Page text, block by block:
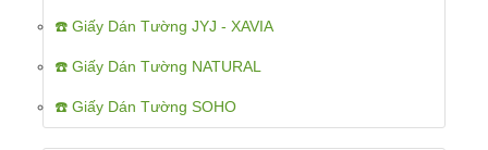
☎️ Giấy Dán Tường JYJ - XAVIA
☎️ Giấy Dán Tường NATURAL
☎️ Giấy Dán Tường SOHO